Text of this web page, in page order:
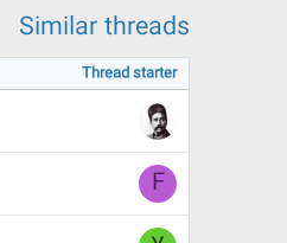
Similar threads
Thread starter
F